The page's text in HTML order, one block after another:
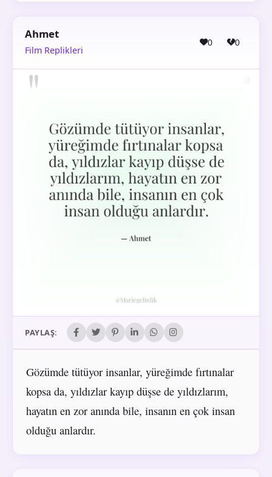
Ahmet
Film Replikleri
0 0
PAYLAŞ:
Gözümde tütüyor insanlar, yüreğimde fırtınalar
kopsa da, yıldızlar kayıp düşse de yıldızlarım,
hayatın en zor anında bile, insanın en çok insan
olduğu anlardır.